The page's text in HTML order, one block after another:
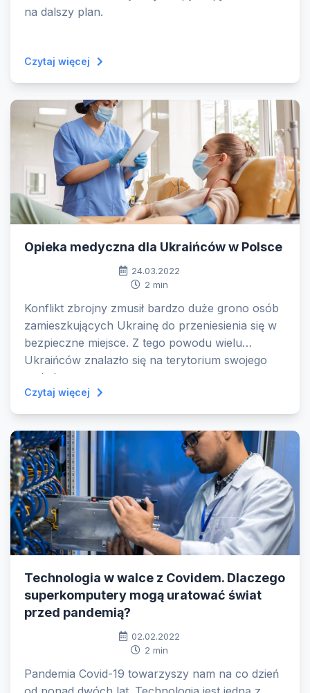
na dalszy plan.
Czytaj więcej
Opieka medyczna dla Ukraińców w Polsce
24.03.2022
2 min
Konflikt zbrojny zmusił bardzo duże grono osób
zamieszkujących Ukrainę do przeniesienia się w
bezpieczne miejsce. Z tego powodu wielu
Ukraińców znalazło się na terytorium swojego
sąsiada.
Czytaj więcej
Technologia w walce z Covidem. Dlaczego
superkomputery mogą uratować świat
przed pandemią?
02.02.2022
2 min
Pandemia Covid-19 towarzyszy nam na co dzień